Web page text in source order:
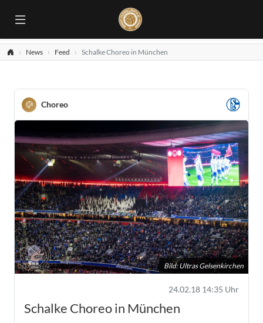
News Feed Schalke Choreo in München
Choreo
Bild: Ultras Gelsenkirchen
24.02.18 14:35 Uhr
Schalke Choreo in München